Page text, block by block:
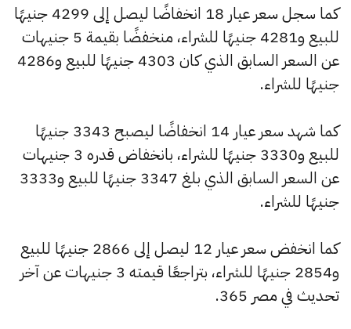
كما سجل سعر عيار 18 انخفاضًا ليصل إلى 4299 جنيهًا
للبيع و4281 جنيهًا للشراء، منخفضًا بقيمة 5 جنيهات
عن السعر السابق الذي كان 4303 جنيهًا للبيع و4286
جنيهًا للشراء.
كما شهد سعر عيار 14 انخفاضًا ليصبح 3343 جنيهًا
للبيع و3330 جنيهًا للشراء، بانخفاض قدره 3 جنيهات
عن السعر السابق الذي بلغ 3347 جنيهًا للبيع و3333
جنيهًا للشراء.
كما انخفض سعر عيار 12 ليصل إلى 2866 جنيهًا للبيع
و2854 جنيهًا للشراء، بتراجعًا قيمته 3 جنيهات عن آخر
تحديث في مصر 365.